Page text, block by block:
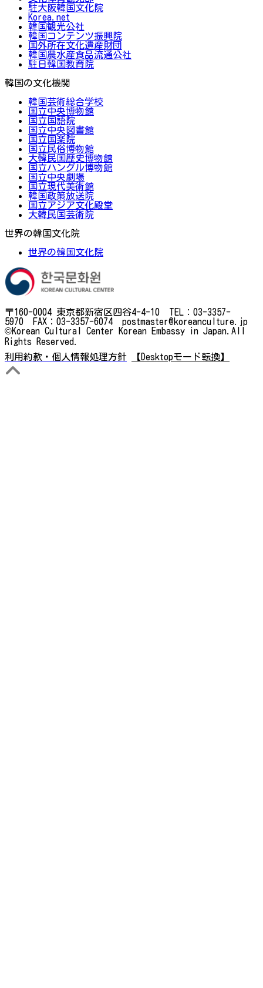
駐大阪韓国文化院
Korea.net
韓国観光公社
韓国コンテンツ振興院
国外所在文化遺産財団
韓国農水産食品流通公社
駐日韓国教育院
韓国の文化機関
韓国芸術総合学校
国立中央博物館
国立国語院
国立中央図書館
国立国楽院
国立民俗博物館
大韓民国歴史博物館
国立ハングル博物館
国立中央劇場
国立現代美術館
韓国政策放送院
国立アジア文化殿堂
大韓民国芸術院
世界の韓国文化院
世界の韓国文化院
〒160-0004 東京都新宿区四谷4-4-10 TEL：03-3357-
5970 FAX：03-3357-6074 postmaster@koreanculture.jp
©Korean Cultural Center Korean Embassy in Japan.All
Rights Reserved.
利用約款・個人情報処理方針
【Desktopモード転換】